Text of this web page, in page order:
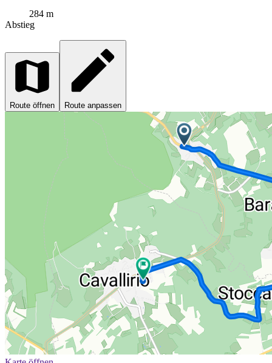
284 m
Abstieg
Route öffnen Route anpassen